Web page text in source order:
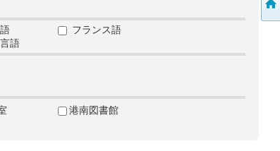
フランス語
語
港南図書館